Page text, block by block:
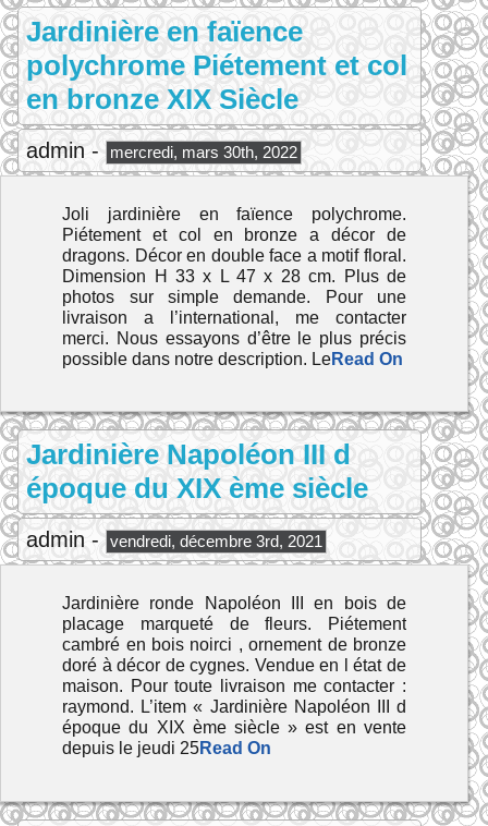
Jardinière en faïence
polychrome Piétement et col
en bronze XIX Siècle
admin - mercredi, mars 30th, 2022
Joli jardinière en faïence polychrome.
Piétement et col en bronze a décor de
dragons. Décor en double face a motif floral.
Dimension H 33 x L 47 x 28 cm. Plus de
photos sur simple demande. Pour une
livraison a l’international, me contacter
merci. Nous essayons d’être le plus précis
possible dans notre description. LeRead On
Jardinière Napoléon III d
époque du XIX ème siècle
admin - vendredi, décembre 3rd, 2021
Jardinière ronde Napoléon III en bois de
placage marqueté de fleurs. Piétement
cambré en bois noirci , ornement de bronze
doré à décor de cygnes. Vendue en l état de
maison. Pour toute livraison me contacter :
raymond. L’item « Jardinière Napoléon III d
époque du XIX ème siècle » est en vente
depuis le jeudi 25Read On